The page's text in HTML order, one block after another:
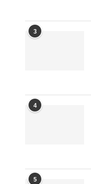
3
4
5